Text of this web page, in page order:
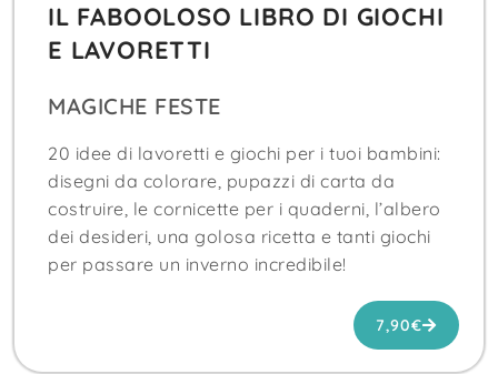
IL FABOOLOSO LIBRO DI GIOCHI
E LAVORETTI
MAGICHE FESTE
20 idee di lavoretti e giochi per i tuoi bambini:
disegni da colorare, pupazzi di carta da
costruire, le cornicette per i quaderni, l’albero
dei desideri, una golosa ricetta e tanti giochi
per passare un inverno incredibile!
7,90€